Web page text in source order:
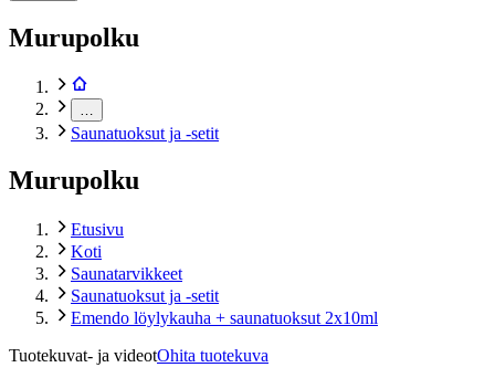
Murupolku
Saunatuoksut ja -setit
Murupolku
Etusivu
Koti
Saunatarvikkeet
Saunatuoksut ja -setit
Emendo löylykauha + saunatuoksut 2x10ml
Tuotekuvat- ja videotOhita tuotekuva